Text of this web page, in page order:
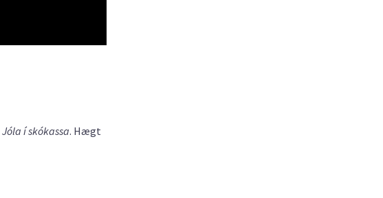
Jóla í skókassa. Hægt